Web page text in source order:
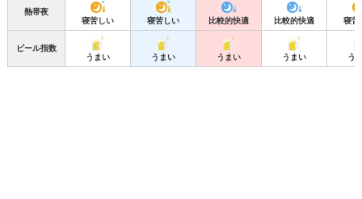
熱帯夜
寝苦しい
寝苦しい 比較的快適 比較的快適 寝苦
ビール指数
うまい
うまい うまい うまい う